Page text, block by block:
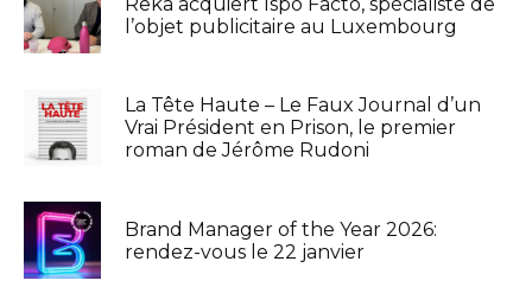
l’objet publicitaire au Luxembourg
La Tête Haute – Le Faux Journal d’un
Vrai Président en Prison, le premier
roman de Jérôme Rudoni
Brand Manager of the Year 2026:
rendez-vous le 22 janvier